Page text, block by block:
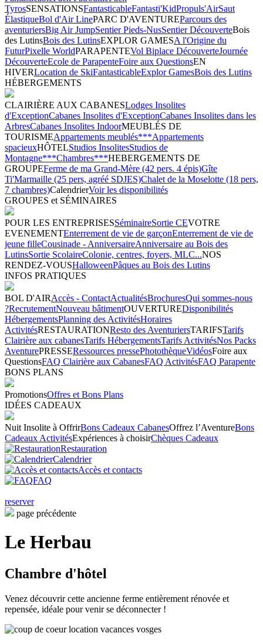
TyrosSENSATIONSFantasticableFantasti'KidPropuls'AirSaut
ÉlastiqueBol d'Air LinePARC D'AVENTUREParcours des
aventuriersBig Air JumpSentier Pieds-NusSentier DécouverteBois
des LutinsBois des LutinsEXPLOR GAMESA l'Origine du
FuturPixelle WorldPARAPENTEVol Biplace DécouverteJournée
DécouverteEcole de ParapenteFoire aux QuestionsEN
HIVERLocation de SkiFantasticableExplor GamesBois des Lutins
HÉBERGEMENTS
CLAIRIÈRE AUX CABANESLodges Insolites
d'ExceptionCabanes Insolites d'ExceptionCabanes Insolites dans les
ArbresCabanes Insolites IndoorMEUBLÉS DE
TOURISMEAppartements meublés***Appartements
spacieuxHÔTELStudios InsolitesStudios de
Montagne***Chambres***HEBERGEMENTS DE
GROUPEFerme de ma Grand-Mère (42 pers. 4 épis)Gîte
Ti'Marmaille (25 pers, agréé SDJES)Chalet de la Moselotte (18 pers,
7 chambres)CalendrierVoir les disponibilités
GROUPES et SÉMINAIRES
POUR LES ENTREPRISESSéminaireSortie CEVOTRE
EVENEMENTEnterrement de vie de garçonEnterrement de vie de
jeune filleCousinade - AnniversaireAnniversaire au Bois des
LutinsSortie ScolaireColonie, centres, foyers, MLC...NOS
RENDEZ-VOUSHalloweenPâques au Bois des Lutins
INFOS PRATIQUES
BOL D'AIRAccès - ContactActualitésBrochuresQui sommes-nous
?RecrutementNouveau bâtimentOUVERTUREDisponibilités
HébergementsPlanning des ActivitésHoraires
ActivitésRESTAURATIONResto des AventuriersTARIFSTarifs
Clairière aux cabanesTarifs HébergementsTarifs ActivitésNos Packs
AventurePRESSERessources pressePhotothèqueVidéosFoire aux
QuestionsFAQ Clairière aux CabanesFAQ ActivitésFAQ Parapente
BONS PLANS
PromotionsOffres et Bons Plans
IDÉES CADEAUX
Nuit Insolite à OffrirBons Cadeaux CabanesOffrez l’AventureBons
Cadeaux ActivitésExpériences à choisirChèques Cadeaux
Restauration
Calendrier
Accès et contacts
FAQ
reserver
page précédente
Le Herbau
Chambre d'hôtel
Venez découvrir cette ancienne ferme entièrement rénovée et
repensée, idéale pour venir se déconnecter !